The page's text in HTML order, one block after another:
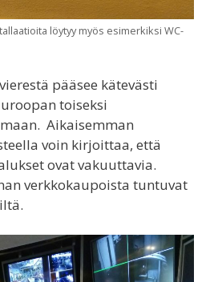
löytyy myös esimerkiksi WC-
pääsee kätevästi
toiseksi
Aikaisemman
voin kirjoittaa, että
ovat vakuuttavia.
verkkokaupoista tuntuvat